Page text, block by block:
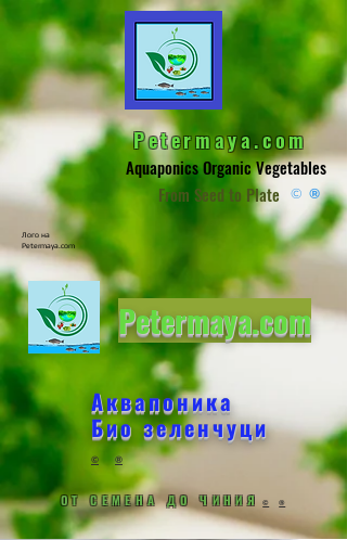
Лого на
Petermaya.com
© ®
Petermaya.com
Aquaponics Organic Vegetables
From Seed to Plate
Petermaya.com
Аквапоника
Био зеленчуци
© ®
ОТ СЕМЕНА ДО ЧИНИЯ © ®